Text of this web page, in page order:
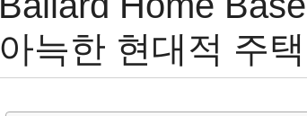
아늑한 현대적 주택